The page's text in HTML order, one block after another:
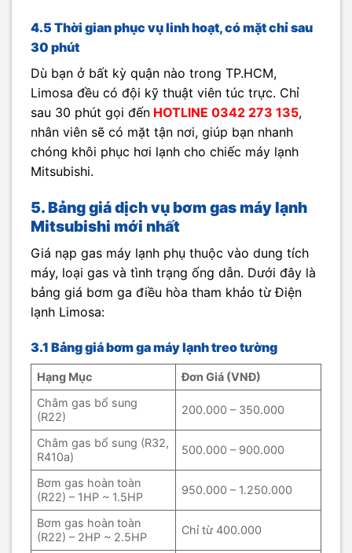
4.5 Thời gian phục vụ linh hoạt, có mặt chỉ sau
30 phút
Dù bạn ở bất kỳ quận nào trong TP.HCM,
Limosa đều có đội kỹ thuật viên túc trực. Chỉ
sau 30 phút gọi đến HOTLINE 0342 273 135,
nhân viên sẽ có mặt tận nơi, giúp bạn nhanh
chóng khôi phục hơi lạnh cho chiếc máy lạnh
Mitsubishi.
5. Bảng giá dịch vụ bơm gas máy lạnh
Mitsubishi mới nhất
Giá nạp gas máy lạnh phụ thuộc vào dung tích
máy, loại gas và tình trạng ống dẫn. Dưới đây là
bảng giá bơm ga điều hòa tham khảo từ Điện
lạnh Limosa:
3.1 Bảng giá bơm ga máy lạnh treo tường
Hạng Mục
Đơn Giá (VNĐ)
Châm gas bổ sung
(R22)
200.000 – 350.000
Châm gas bổ sung (R32,
R410a)
500.000 – 900.000
Bơm gas hoàn toàn
(R22) – 1HP ~ 1.5HP
950.000 – 1.250.000
Bơm gas hoàn toàn
(R22) – 2HP ~ 2.5HP
Chỉ từ 400.000